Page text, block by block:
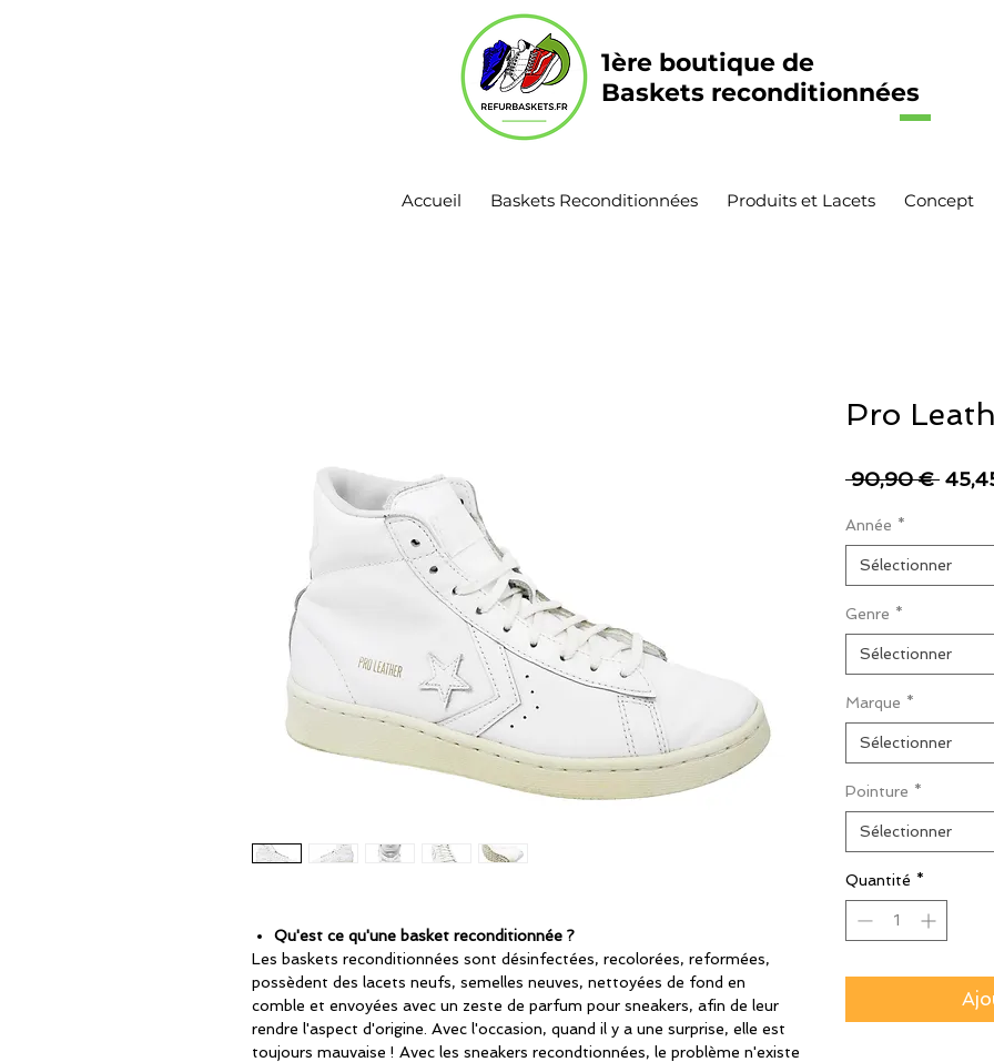
1ère boutique de
Baskets reconditionnées
Accueil Baskets Reconditionnées Produits et Lacets Concept
Qu'est ce qu'une basket reconditionnée ?
Les baskets reconditionnées sont désinfectées, recolorées, reformées,
possèdent des lacets neufs, semelles neuves, nettoyées de fond en
comble et envoyées avec un zeste de parfum pour sneakers, afin de leur
rendre l'aspect d'origine. Avec l'occasion, quand il y a une surprise, elle est
toujours mauvaise ! Avec les sneakers recondtionnées, le problème n'existe
Pro
90,90 € Prix
Année *
Sélectionner
Genre *
Sélectionner
Marque *
Sélectionner
Pointure *
Sélectionner
Quantité *